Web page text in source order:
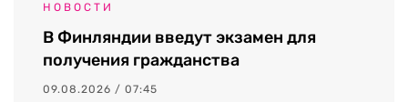
НОВОСТИ
В Финляндии введут экзамен для
получения гражданства
09.08.2026 / 07:45